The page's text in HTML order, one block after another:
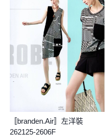
〚branden.Air〛左洋裝
262125-2606F